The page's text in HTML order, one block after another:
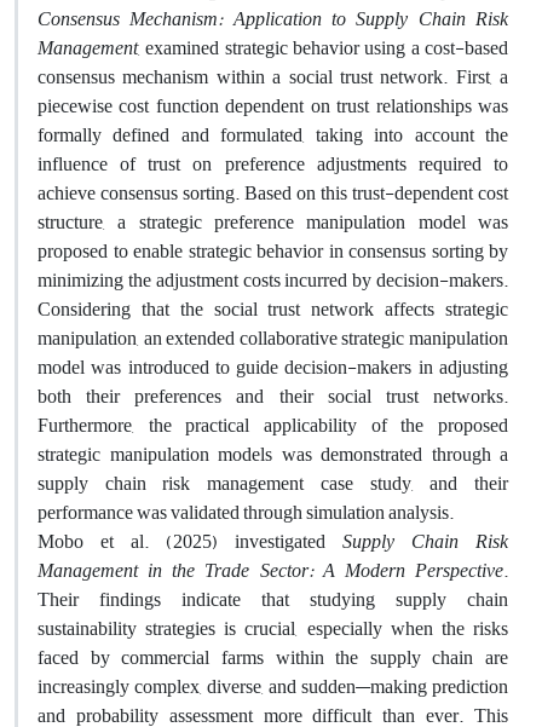
Consensus Mechanism: Application to Supply Chain Risk
Management, examined strategic behavior using a cost-based
consensus mechanism within a social trust network. First, a
piecewise cost function dependent on trust relationships was
formally defined and formulated, taking into account the
influence of trust on preference adjustments required to
achieve consensus sorting. Based on this trust-dependent cost
structure, a strategic preference manipulation model was
proposed to enable strategic behavior in consensus sorting by
minimizing the adjustment costs incurred by decision-makers.
Considering that the social trust network affects strategic
manipulation, an extended collaborative strategic manipulation
model was introduced to guide decision-makers in adjusting
both their preferences and their social trust networks.
Furthermore, the practical applicability of the proposed
strategic manipulation models was demonstrated through a
supply chain risk management case study, and their
performance was validated through simulation analysis.
Mobo et al. (2025) investigated Supply Chain Risk
Management in the Trade Sector: A Modern Perspective.
Their findings indicate that studying supply chain
sustainability strategies is crucial, especially when the risks
faced by commercial farms within the supply chain are
increasingly complex, diverse, and sudden—making prediction
and probability assessment more difficult than ever. This